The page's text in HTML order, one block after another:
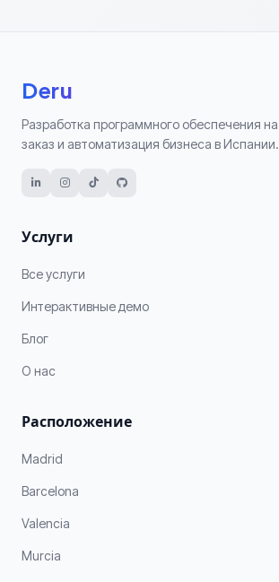
Deru
Разработка программного обеспечения на
заказ и автоматизация бизнеса в Испании.
Услуги
Все услуги
Интерактивные демо
Блог
О нас
Расположение
Madrid
Barcelona
Valencia
Murcia